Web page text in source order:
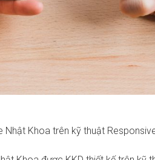
Nhật Khoa trên kỹ thuật